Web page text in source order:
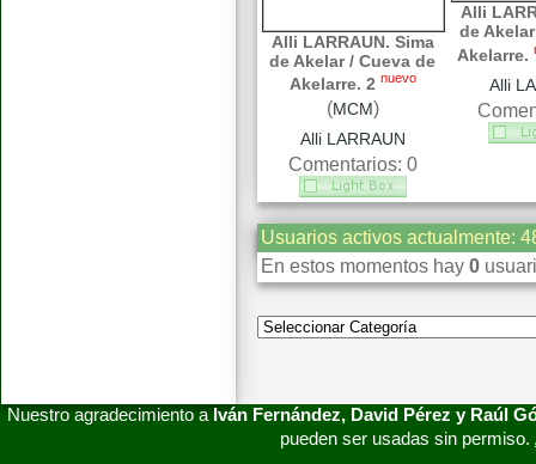
Alli LARRAUN. Sima
de Akelar / Cueva de
Akelarre. 2 nuevo
(MCM)
Alli LARRAUN
Comentarios: 0
Alli
de
Akelarre.
Alli
Usuarios activos actualmente:
En estos momentos hay 0
Nuestro agradecimiento a Iván Fernández, David Pérez y Raúl
pueden ser usadas sin permiso.